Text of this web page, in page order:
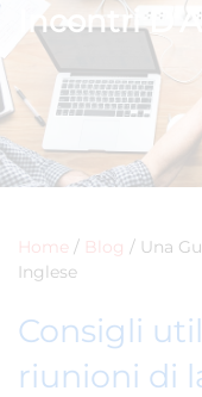
Incontri
Home / Blog / Una
Inglese
Consigli
riunioni di